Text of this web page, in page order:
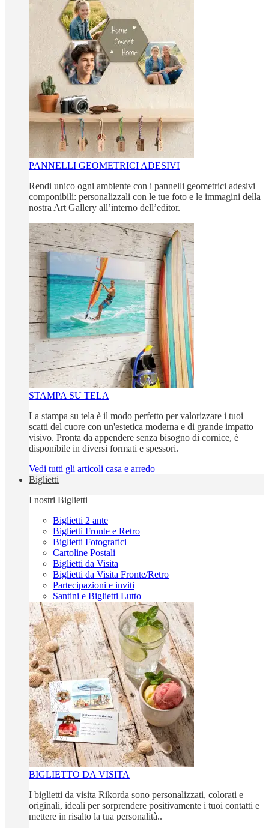
PANNELLI GEOMETRICI ADESIVI
Rendi unico ogni ambiente con i pannelli geometrici adesivi
componibili: personalizzali con le tue foto e le immagini della
nostra Art Gallery all’interno dell’editor.
STAMPA SU TELA
La stampa su tela è il modo perfetto per valorizzare i tuoi
scatti del cuore con un'estetica moderna e di grande impatto
visivo. Pronta da appendere senza bisogno di cornice, è
disponibile in diversi formati e spessori.
Vedi tutti gli articoli casa e arredo
Biglietti
I nostri Biglietti
Biglietti 2 ante
Biglietti Fronte e Retro
Biglietti Fotografici
Cartoline Postali
Biglietti da Visita
Biglietti da Visita Fronte/Retro
Partecipazioni e inviti
Santini e Biglietti Lutto
BIGLIETTO DA VISITA
I biglietti da visita Rikorda sono personalizzati, colorati e
originali, ideali per sorprendere positivamente i tuoi contatti e
mettere in risalto la tua personalità..